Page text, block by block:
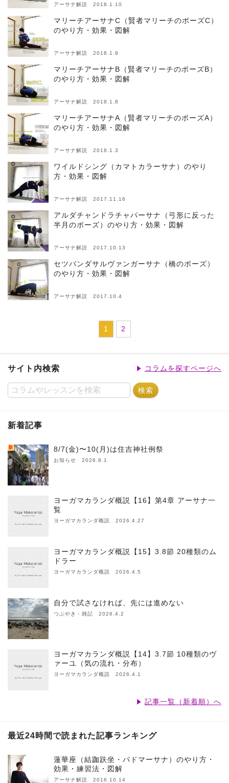
アーサナ解説 2018.1.10
マリーチアーサナC（賢者マリーチのポーズC）
のやり方・効果・図解
アーサナ解説 2018.1.9
マリーチアーサナB（賢者マリーチのポーズB）
のやり方・効果・図解
アーサナ解説 2018.1.8
マリーチアーサナA（賢者マリーチのポーズA）
のやり方・効果・図解
アーサナ解説 2018.1.3
ワイルドシング（カマトカラーサナ）のやり
方・効果・図解
アーサナ解説 2017.11.16
アルダチャンドラチャパーサナ（弓形に反った
半月のポーズ）のやり方・効果・図解
アーサナ解説 2017.10.13
セツバンダサルヴァンガーサナ（橋のポーズ）
のやり方・効果・図解
アーサナ解説 2017.10.4
1 2
サイト内検索 コラムを探すページへ
新着記事
新 8/7(金)〜10(月)は住吉神社例祭
お知らせ 2026.8.1
ヨーガマカランダ概説【16】第4章 アーサナ一
覧
ヨーガマカランダ概説 2026.4.27
ヨーガマカランダ概説【15】3.8節 20種類のム
ドラー
ヨーガマカランダ概説 2026.4.5
自分で試さなければ、先には進めない
つぶやき・雑記 2026.4.2
ヨーガマカランダ概説【14】3.7節 10種類のヴ
ァーユ（気の流れ・分布）
ヨーガマカランダ概説 2026.4.1
記事一覧（新着順）へ
最近24時間で読まれた記事ランキング
蓮華座（結跏趺坐・パドマーサナ）のやり方・
効果・練習法・図解
アーサナ解説 2016.10.14